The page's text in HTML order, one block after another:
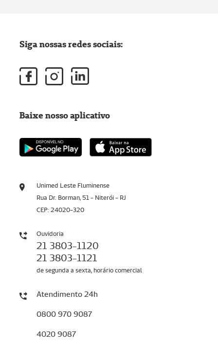
Unimed Leste Fluminense
Rua Dr. Borman, 51 - Niterói - RJ
CEP: 24020-320
Ouvidoria
21 3803-1120
21 3803-1121
de segunda a sexta, horário comercial
Atendimento 24h
0800 970 9087
4020 9087
Siga nossas redes sociais:
Baixe nosso aplicativo